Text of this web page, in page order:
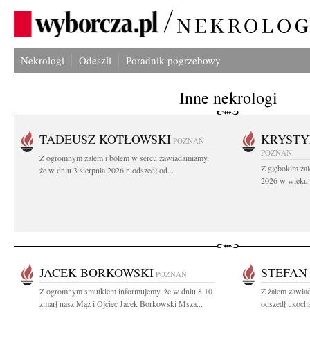
Nekrologi Odeszli Poradnik pogrzebowy
Inne nekrologi
TADEUSZ KOTŁOWSKI POZNAŃ
Z ogromnym żalem i bólem w sercu zawiadamiamy,
że w dniu 3 sierpnia 2026 r. odszedł od...
POZNAŃ
Z głębokim
2026 w wieku
JACEK BORKOWSKI POZNAŃ
Z ogromnym smutkiem informujemy, że w dniu 8.10
zmarł nasz Mąż i Ojciec Jacek Borkowski Msza...
Z żalem
odszedł